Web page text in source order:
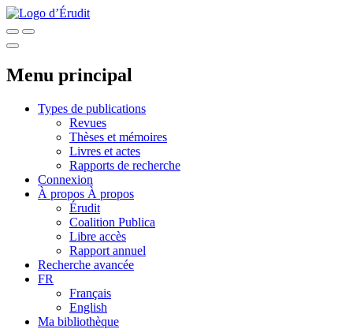
Menu principal
Types de publications
Revues
Thèses et mémoires
Livres et actes
Rapports de recherche
Connexion
À propos À propos
Érudit
Coalition Publica
Libre accès
Rapport annuel
Recherche avancée
FR
Français
English
Ma bibliothèque